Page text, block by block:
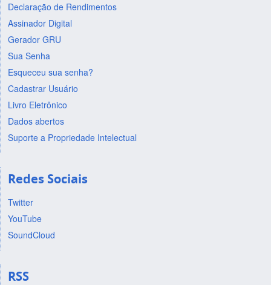
Declaração de Rendimentos
Assinador Digital
Gerador GRU
Sua Senha
Esqueceu sua senha?
Cadastrar Usuário
Livro Eletrônico
Dados abertos
Suporte a Propriedade Intelectual
Redes Sociais
Twitter
YouTube
SoundCloud
RSS